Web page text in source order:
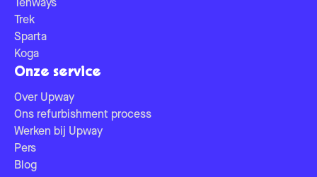
Tenways
Trek
Sparta
Koga
Onze service
Over Upway
Ons refurbishment process
Werken bij Upway
Pers
Blog